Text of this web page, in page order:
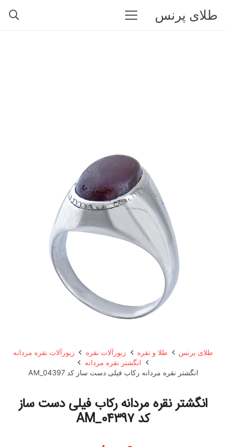
طلای پرنس
طلای پرنس طلا و نقره زیورآلات نقره
زیورآلات نقره مردانه
انگشتر نقره مردانه
انگشتر نقره مردانه رکاب فیلی دست ساز کد AM_04397
انگشتر نقره مردانه رکاب فیلی دست ساز
کد AM_04397